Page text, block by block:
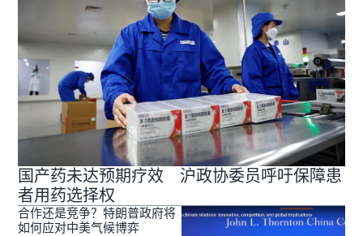
国产药未达预期疗效 沪政协委员呼吁保障患
者用药选择权
合作还是竞争？特朗普政府将
如何应对中美气候博弈